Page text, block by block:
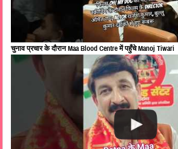
चुनाव प्रचार के दौरान Maa Blood Centre में पहुँचे Manoj Tiwari